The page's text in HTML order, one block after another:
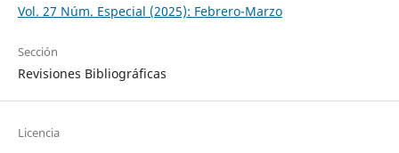
Vol. 27 Núm. Especial (2025): Febrero-Marzo
Sección
Revisiones Bibliográficas
Licencia